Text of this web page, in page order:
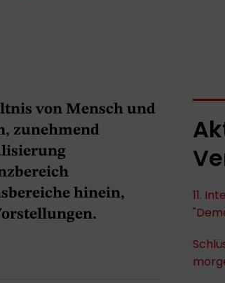
von Mensch und
zunehmend
hinein,
11.